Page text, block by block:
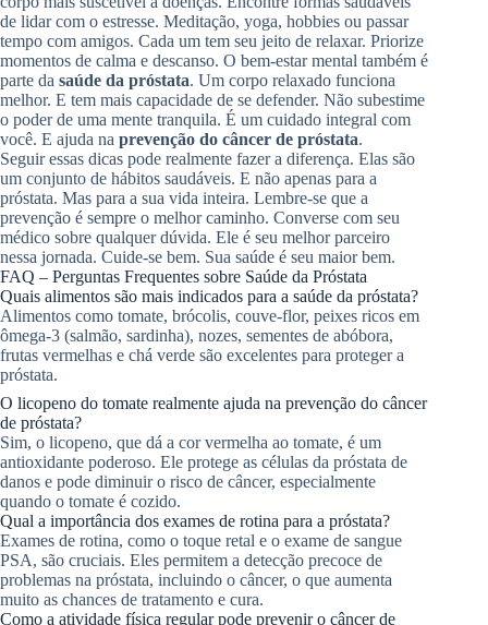
de lidar com o estresse. Meditação, yoga, hobbies ou passar
tempo com amigos. Cada um tem seu jeito de relaxar. Priorize
momentos de calma e descanso. O bem-estar mental também é
parte da saúde da próstata. Um corpo relaxado funciona
melhor. E tem mais capacidade de se defender. Não subestime
o poder de uma mente tranquila. É um cuidado integral com
você. E ajuda na prevenção do câncer de próstata.
Seguir essas dicas pode realmente fazer a diferença. Elas são
um conjunto de hábitos saudáveis. E não apenas para a
próstata. Mas para a sua vida inteira. Lembre-se que a
prevenção é sempre o melhor caminho. Converse com seu
médico sobre qualquer dúvida. Ele é seu melhor parceiro
nessa jornada. Cuide-se bem. Sua saúde é seu maior bem.
FAQ – Perguntas Frequentes sobre Saúde da Próstata
Quais alimentos são mais indicados para a saúde da próstata?
Alimentos como tomate, brócolis, couve-flor, peixes ricos em
ômega-3 (salmão, sardinha), nozes, sementes de abóbora,
frutas vermelhas e chá verde são excelentes para proteger a
próstata.
O licopeno do tomate realmente ajuda na prevenção do câncer
de próstata?
Sim, o licopeno, que dá a cor vermelha ao tomate, é um
antioxidante poderoso. Ele protege as células da próstata de
danos e pode diminuir o risco de câncer, especialmente
quando o tomate é cozido.
Qual a importância dos exames de rotina para a próstata?
Exames de rotina, como o toque retal e o exame de sangue
PSA, são cruciais. Eles permitem a detecção precoce de
problemas na próstata, incluindo o câncer, o que aumenta
muito as chances de tratamento e cura.
Como a atividade física regular pode prevenir o câncer de